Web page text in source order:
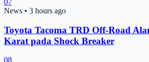
News • 3 hours ago
Toyota Tacoma TRD Off-Road
Karat pada Shock Breaker
08